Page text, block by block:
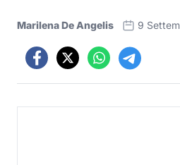
Marilena De Angelis 9